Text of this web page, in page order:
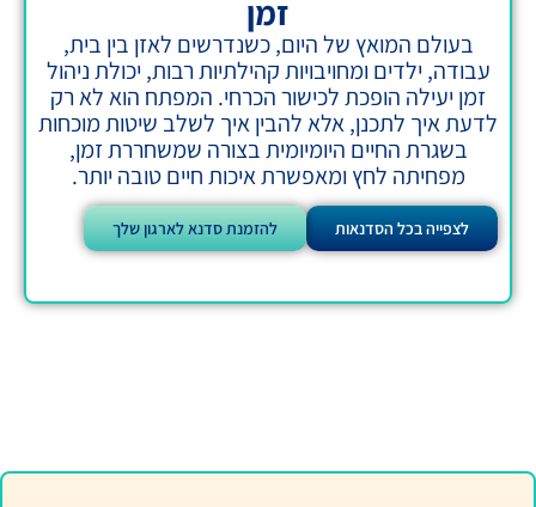
של היום, כשנדרשים לאזן בין בית,
קהילתיות רבות, יכולת ניהול
לכישור הכרחי. המפתח הוא לא רק
אלא להבין איך לשלב שיטות מוכחות
היומיומית בצורה שמשחררת זמן,
ומאפשרת איכות חיים טובה יותר.
להזמנת סדנא לארגון שלך